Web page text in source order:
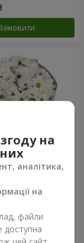
з 5 білих
на
аналітика,
на
файли
доступна